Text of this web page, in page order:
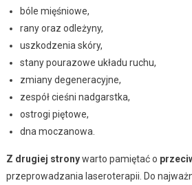
bóle mięśniowe,
rany oraz odleżyny,
uszkodzenia skóry,
stany pourazowe układu ruchu,
zmiany degeneracyjne,
zespół cieśni nadgarstka,
ostrogi piętowe,
dna moczanowa.
Z drugiej stronywarto pamiętać o
przeprowadzania laseroterapii. Do